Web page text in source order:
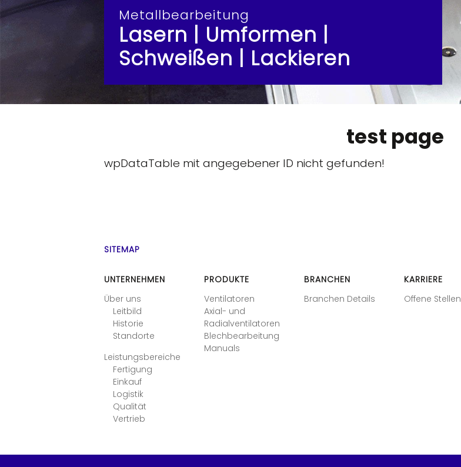
Metallbearbeitung
Lasern | Umformen |
Schweißen | Lackieren
test page
wpDataTable mit angegebener ID nicht gefunden!
SITEMAP
UNTERNEHMEN
Über uns
Leitbild
Historie
Standorte
Leistungsbereiche
Fertigung
Einkauf
Logistik
Qualität
Vertrieb
PRODUKTE
Ventilatoren
Axial- und
Radialventilatoren
Blechbearbeitung
Manuals
BRANCHEN
Branchen Details
KARRIERE
Offene Stellen